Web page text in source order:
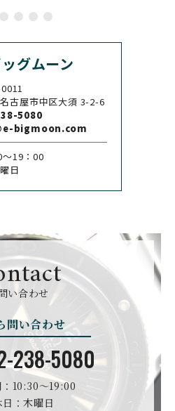
CHOPARD
ショパール
CHRONO TOKYO
CVSTOS
CZAPEK
チャペック
DAMASKO
DAVOSA
ダボサ
ラ
E.C.W
ヨーロピアン・カンパニ
ー・ウォッチ
グムーン
古屋市中区大須 3-2-6
5080
bigmoon.com
19：00
日
い合わせ
問い合わせ
238-5080
10:30〜19:00
：木曜日